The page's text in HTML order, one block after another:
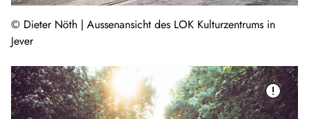
© Dieter Nöth | Aussenansicht des LOK Kulturzentrums in
Jever